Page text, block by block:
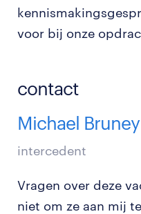
voor bij onze
contact
Michael Bruney
intercedent
Vragen over deze
niet om ze aan mij